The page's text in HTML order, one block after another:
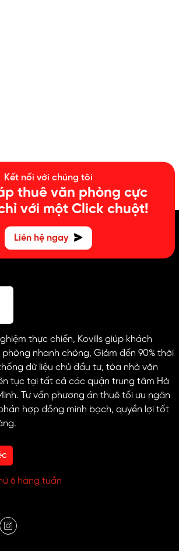
Kết nối với chúng tôi
thuê văn phòng cực
với một Click chuột!
Liên hệ ngay
thực chiến, Kovills giúp khách
nhanh chóng, Giảm đến 90% thời
dữ liệu chủ đầu tư, tòa nhà văn
tục tại tất cả các quận trung tâm Hà
Tư vấn phương án thuê tối ưu ngân
hợp đồng minh bạch, quyền lợi tốt
6 hàng tuần